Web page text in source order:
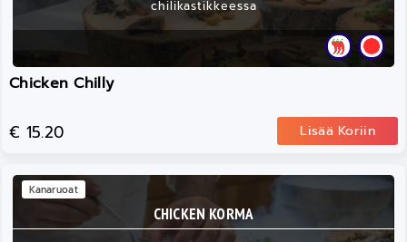
chilikastikkeessa
Chicken Chilly
€ 15.20 Lisää Koriin
CHICKEN KORMA
Kanaruoat